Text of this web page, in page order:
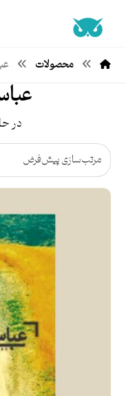
محصولات
در